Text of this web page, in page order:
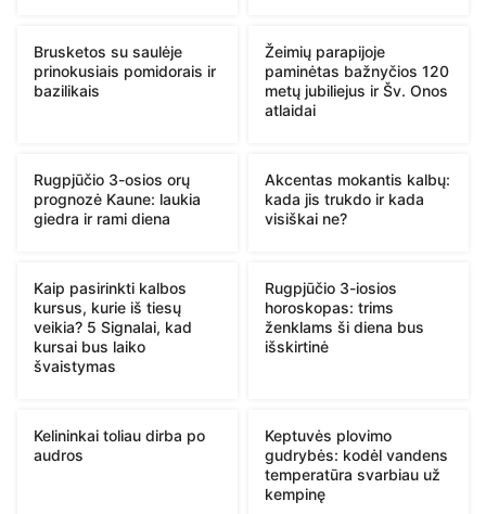
Brusketos su saulėje
prinokusiais pomidorais ir
bazilikais
Žeimių parapijoje
paminėtas bažnyčios 120
metų jubiliejus ir Šv. Onos
atlaidai
Rugpjūčio 3-osios orų
prognozė Kaune: laukia
giedra ir rami diena
Akcentas mokantis kalbų:
kada jis trukdo ir kada
visiškai ne?
Kaip pasirinkti kalbos
kursus, kurie iš tiesų
veikia? 5 Signalai, kad
kursai bus laiko
švaistymas
Rugpjūčio 3-iosios
horoskopas: trims
ženklams ši diena bus
išskirtinė
Kelininkai toliau dirba po
audros
Keptuvės plovimo
gudrybės: kodėl vandens
temperatūra svarbiau už
kempinę